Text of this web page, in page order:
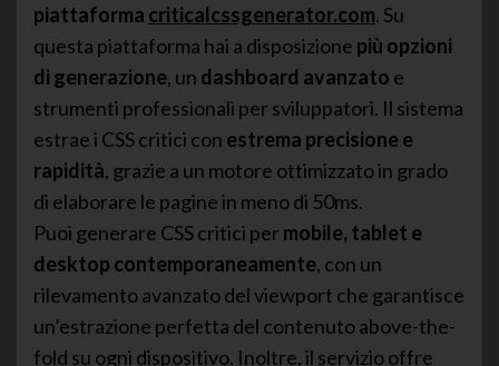
piattaforma criticalcssgenerator.com. Su
questa piattaforma hai a disposizione più opzioni
di generazione, un dashboard avanzato e
strumenti professionali per sviluppatori. Il sistema
estrae i CSS critici con estrema precisione e
rapidità, grazie a un motore ottimizzato in grado
di elaborare le pagine in meno di 50ms.
Puoi generare CSS critici permobile, tablet e
desktop contemporaneamente, con un
rilevamento avanzato del viewport che garantisce
un’estrazione perfetta del contenuto above-the-
fold su ogni dispositivo. Inoltre, il servizio offre